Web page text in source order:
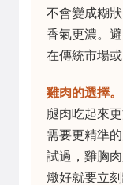
不會變成糊
香氣更濃。
在傳統市場
雞肉的選擇。
腿肉吃起來
需要更精準
試過，雞胸
燉好就要立